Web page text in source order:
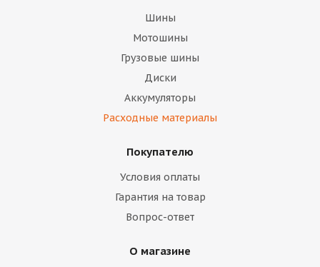
Шины
Мотошины
Грузовые шины
Диски
Аккумуляторы
Расходные материалы
Покупателю
Условия оплаты
Гарантия на товар
Вопрос-ответ
О магазине